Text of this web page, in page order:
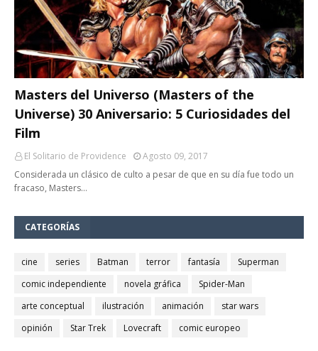
Masters del Universo (Masters of the
Universe) 30 Aniversario: 5 Curiosidades del
Film
El Solitario de Providence
Agosto 09, 2017
Considerada un clásico de culto a pesar de que en su día fue todo un
fracaso, Masters…
CATEGORÍAS
cine series Batman terror fantasía
Superman
comic independiente
novela gráfica
Spider-Man
arte conceptual
ilustración animación
star wars
opinión
Star Trek Lovecraft comic europeo